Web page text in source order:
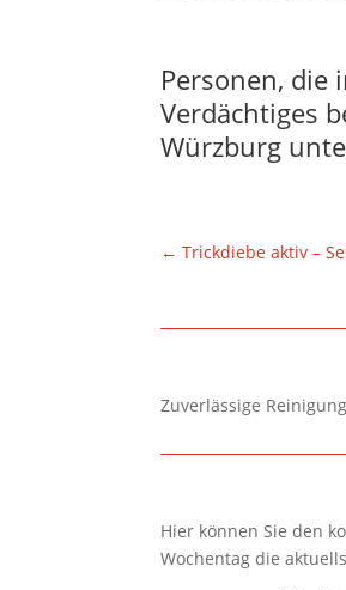
Personen, die
Verdächtiges
Würzburg
←Trickdiebe aktiv –
Zuverlässige
Hier können Sie den
Wochentag die